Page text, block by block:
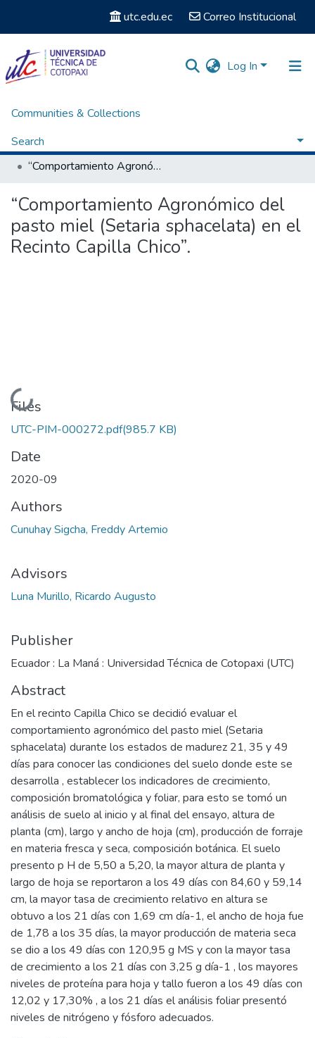
utc.edu.ec Correo Institucional
Log In
Communities & Collections
Search
Statistics
Home
Titulación - Ingeniería Agronómica
“Comportamiento Agronómico del pasto miel (Setaria sphacelata) en el Recinto Capilla Chico”.
“Comportamiento Agronómico del
pasto miel (Setaria sphacelata) en el
Recinto Capilla Chico”.
Loading...
Files
UTC-PIM-000272.pdf(985.7 KB)
Date
2020-09
Authors
Cunuhay Sigcha, Freddy Artemio
Advisors
Luna Murillo, Ricardo Augusto
Publisher
Ecuador : La Maná : Universidad Técnica de Cotopaxi (UTC)
Abstract
En el recinto Capilla Chico se decidió evaluar el
comportamiento agronómico del pasto miel (Setaria
sphacelata) durante los estados de madurez 21, 35 y 49
días para conocer las condiciones del suelo donde este se
desarrolla , establecer los indicadores de crecimiento,
composición bromatológica y foliar, para esto se tomó un
análisis de suelo al inicio y al final del ensayo, altura de
planta (cm), largo y ancho de hoja (cm), producción de forraje
en materia fresca y seca, composición botánica. El suelo
presento p H de 5,50 a 5,20, la mayor altura de planta y
largo de hoja se reportaron a los 49 días con 84,60 y 59,14
cm, la mayor tasa de crecimiento relativo en altura se
obtuvo a los 21 días con 1,69 cm día-1, el ancho de hoja fue
de 1,78 a los 35 días, la mayor producción de materia seca
se dio a los 49 días con 120,95 g MS y con la mayor tasa
de crecimiento a los 21 días con 3,25 g día-1 , los mayores
niveles de proteína para hoja y tallo fueron a los 49 días con
12,02 y 17,30% , a los 21 días el análisis foliar presentó
niveles de nitrógeno y fósforo adecuados.